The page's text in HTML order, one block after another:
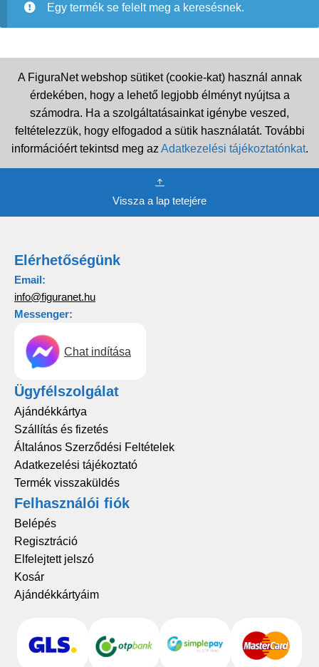
Egy termék se felelt meg a keresésnek.
A FiguraNet webshop sütiket (cookie-kat) használ annak
érdekében, hogy a lehető legjobb élményt nyújtsa a
számodra. Ha a szolgáltatásainkat igénybe veszed,
feltételezzük, hogy elfogadod a sütik használatát. További
információért tekintsd meg az Adatkezelési tájékoztatónkat.
Vissza a lap tetejére
Elérhetőségünk
Email:
info@figuranet.hu
Messenger:
Chat indítása
Ügyfélszolgálat
Ajándékkártya
Szállítás és fizetés
Általános Szerződési Feltételek
Adatkezelési tájékoztató
Termék visszaküldés
Felhasználói fiók
Belépés
Regisztráció
Elfelejtett jelszó
Kosár
Ajándékkártyáim